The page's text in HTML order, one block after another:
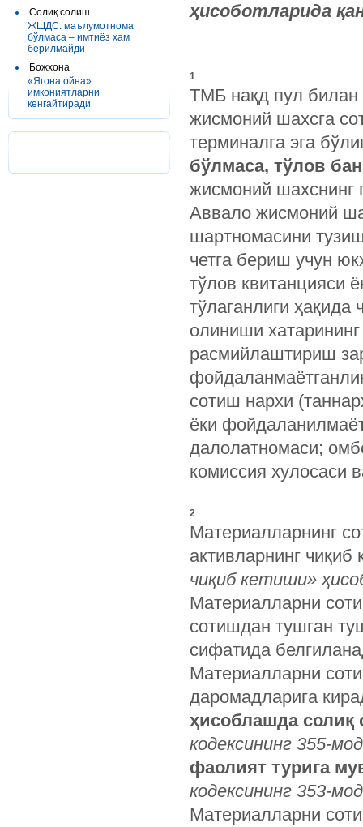
Солиқ солиш
ЖШДС: маълумотнома
бўлмаса – имтиёз ҳам
берилмайди
Божхона
«Ягона ойна»
имкониятларни
кенгайтиради
ҳисоботларида
1
ТМБ нақд пул билан
жисмоний шахсга
терминалга эга
бўлмаса, тўлов
жисмоний шахснинг
Аввало жисмоний
шартномасини
четга бериш учун
тўлов квитанцияси
тўлаганлиги
олиниши
расмийлаштириш
сотиш нархи
ёки
далолатномаси;
комиссия хулосаси
2
Материалларнинг
активларнинг
чиқиб кетиши»
Материалларни
сотишдан тушган
сифатида
Материалларни
даромадларига
ҳисоблашда солиқ
кодексининг 355-
фаолият турига
кодексининг 353-
Материалларни